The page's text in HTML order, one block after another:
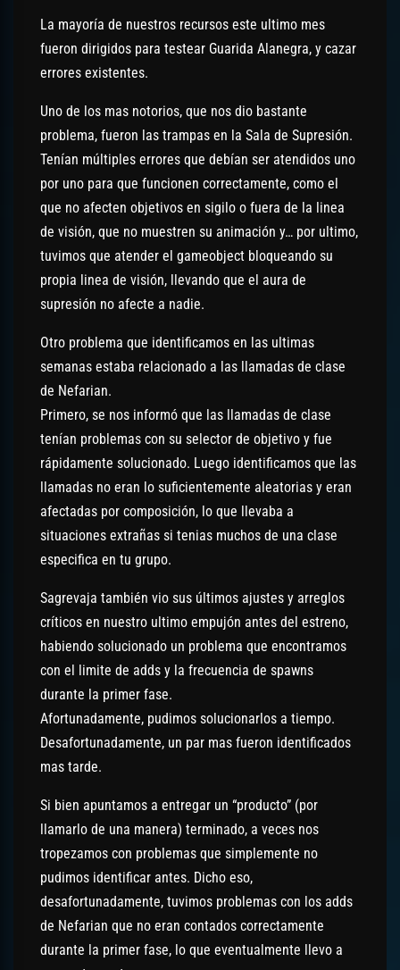
La mayoría de nuestros recursos este ultimo mes
fueron dirigidos para testear Guarida Alanegra, y cazar
errores existentes.
Uno de los mas notorios, que nos dio bastante
problema, fueron las trampas en la Sala de Supresión.
Tenían múltiples errores que debían ser atendidos uno
por uno para que funcionen correctamente, como el
que no afecten objetivos en sigilo o fuera de la linea
de visión, que no muestren su animación y… por ultimo,
tuvimos que atender el gameobject bloqueando su
propia linea de visión, llevando que el aura de
supresión no afecte a nadie.
Otro problema que identificamos en las ultimas
semanas estaba relacionado a las llamadas de clase
de Nefarian.
Primero, se nos informó que las llamadas de clase
tenían problemas con su selector de objetivo y fue
rápidamente solucionado. Luego identificamos que las
llamadas no eran lo suficientemente aleatorias y eran
afectadas por composición, lo que llevaba a
situaciones extrañas si tenias muchos de una clase
especifica en tu grupo.
Sagrevaja también vio sus últimos ajustes y arreglos
críticos en nuestro ultimo empujón antes del estreno,
habiendo solucionado un problema que encontramos
con el limite de adds y la frecuencia de spawns
durante la primer fase.
Afortunadamente, pudimos solucionarlos a tiempo.
Desafortunadamente, un par mas fueron identificados
mas tarde.
Si bien apuntamos a entregar un “producto” (por
llamarlo de una manera) terminado, a veces nos
tropezamos con problemas que simplemente no
pudimos identificar antes. Dicho eso,
desafortunadamente, tuvimos problemas con los adds
de Nefarian que no eran contados correctamente
durante la primer fase, lo que eventualmente llevo a